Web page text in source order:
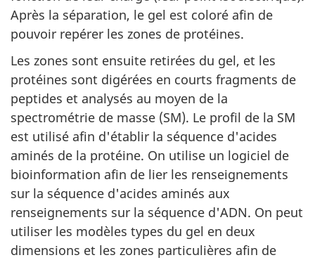
Après la séparation, le gel est coloré afin de
pouvoir repérer les zones de protéines.
Les zones sont ensuite retirées du gel, et les
protéines sont digérées en courts fragments de
peptides et analysés au moyen de la
spectrométrie de masse (SM). Le profil de la SM
est utilisé afin d'établir la séquence d'acides
aminés de la protéine. On utilise un logiciel de
bioinformation afin de lier les renseignements
sur la séquence d'acides aminés aux
renseignements sur la séquence d'ADN. On peut
utiliser les modèles types du gel en deux
dimensions et les zones particulières afin de